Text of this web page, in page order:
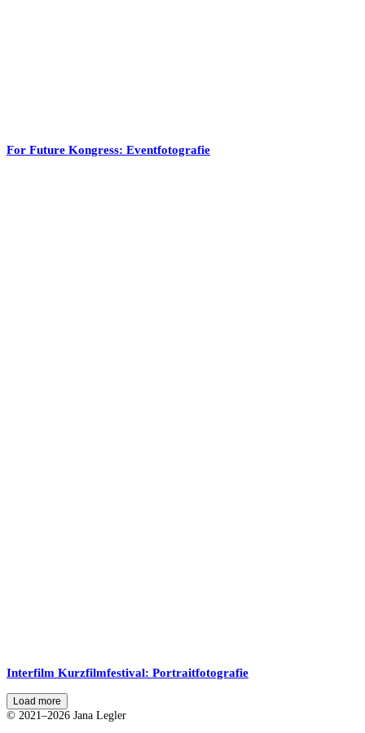
For Future Kongress: Eventfotografie
Interfilm Kurzfilmfestival: Portraitfotografie
Load more
© 2021–2026 Jana Legler